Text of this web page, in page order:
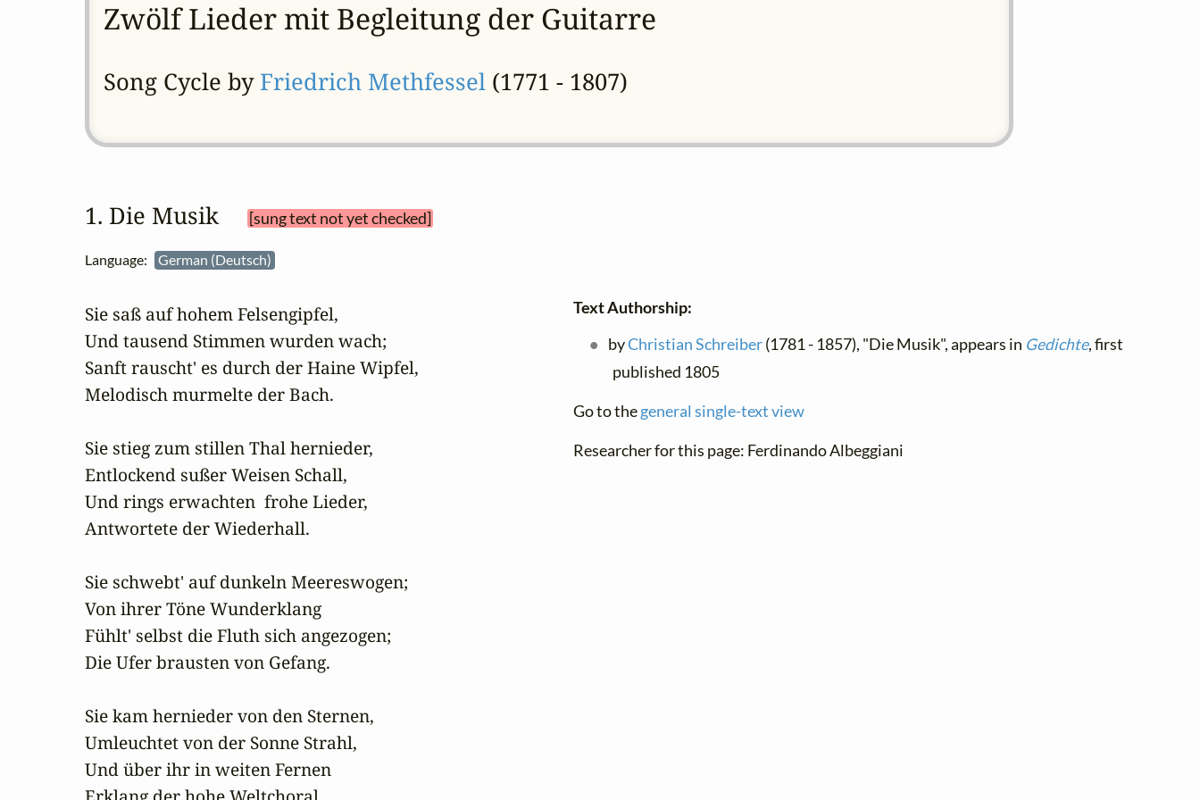
Zwölf Lieder mit Begleitung der Guitarre
Song Cycle by Friedrich Methfessel(1771 - 1807)
1. Die Musik [sung text not yet checked]
Language: German (Deutsch)
Sie saß auf hohem Felsengipfel,
Und tausend Stimmen wurden wach;
Sanft rauscht' es durch der Haine Wipfel,
Melodisch murmelte der Bach.
Sie stieg zum stillen Thal hernieder,
Entlockend sußer Weisen Schall,
Und rings erwachten  frohe Lieder,
Antwortete der Wiederhall.
Sie schwebt' auf dunkeln Meereswogen;
Von ihrer Töne Wunderklang
Fühlt' selbst die Fluth sich angezogen;
Die Ufer brausten von Gefang.
Sie kam hernieder von den Sternen,
Umleuchtet von der Sonne Strahl,
Und über ihr in weiten Fernen
Text Authorship:
byChristian Schreiber(1781 - 1857), "Die Musik", appears in Gedichte, first
published 1805
Go to thegeneral single-text view
Researcher for this page: Ferdinando Albeggiani